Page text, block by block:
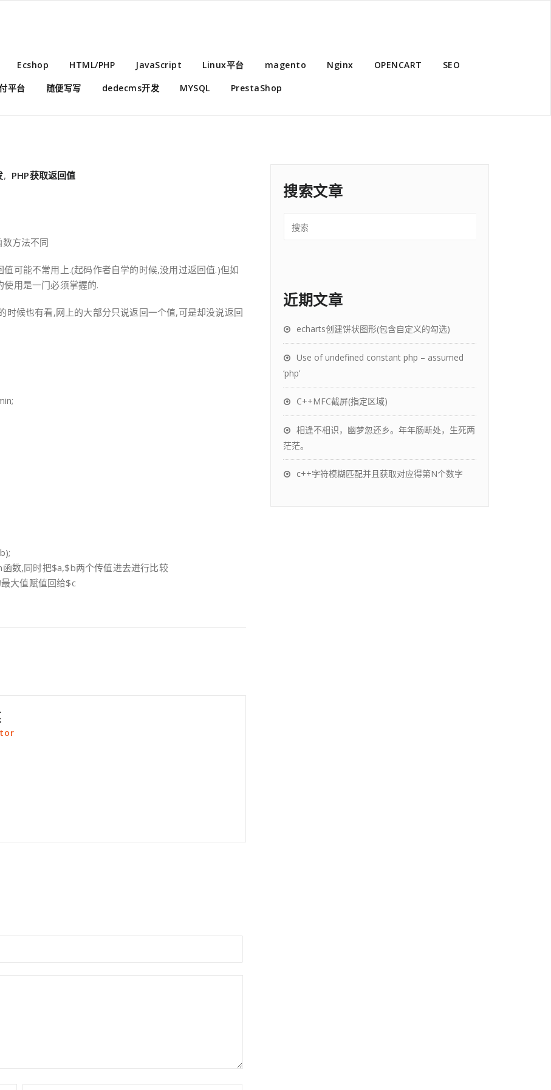
Ecshop HTML/PHP JavaScript Linux平台 magento Nginx OPENCART
SEO
平台 随便写写 dedecms开发 MYSQL PrestaShop
, PHP获取返回值
方法不同
可能不常用上.(起码作者自学的时候,没用过返回值.)但如
用是一门必须掌握的.
时候也有看,网上的大部分只说返回一个值,可是却没说返回
数,同时把$a,$b两个传值进去进行比较
大值赋值回给$c
搜索文章
近期文章
echarts创建饼状图形(包含自定义的勾选)
Use of undefined constant php – assumed
‘php’
C++MFC截屏(指定区域)
相逢不相识，幽梦忽还乡。年年肠断处，生死两
茫茫。
c++字符模糊匹配并且获取对应得第N个数字